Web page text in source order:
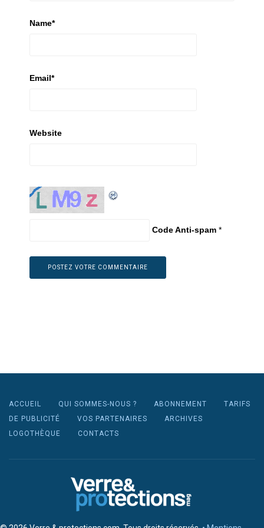
Name*
Email*
Website
Code Anti-spam *
ACCUEIL QUI SOMMES-NOUS ? ABONNEMENT
TARIFS
DE PUBLICITÉ
VOS PARTENAIRES
ARCHIVES
LOGOTHÈQUE
CONTACTS